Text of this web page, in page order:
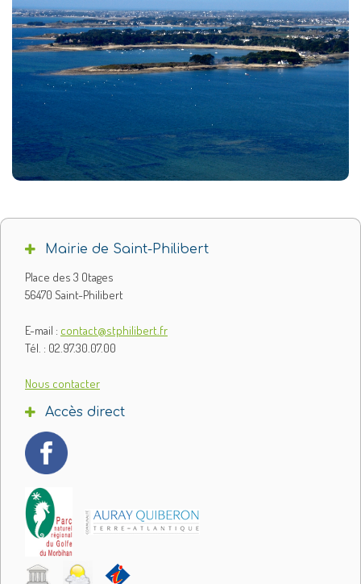
Mairie de Saint-Philibert
Place des 3 Otages
56470 Saint-Philibert
E-mail : contact@stphilibert.fr
Tél. : 02.97.30.07.00
Nous contacter
Accès direct